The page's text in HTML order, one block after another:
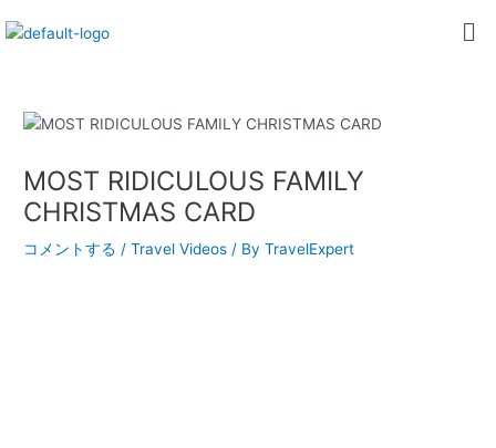
容
MOST RIDICULOUS FAMILY
CHRISTMAS CARD
コメントする /Travel Videos / ByTravelExpert
navigation